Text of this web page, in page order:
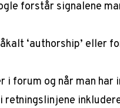
forstår signalene
‘authorship’ eller
forum og når man har